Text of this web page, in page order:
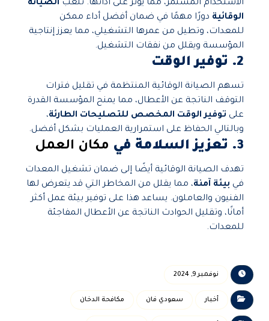
الاستخدام المستمر، مما يؤثر على أدائها. تلعب الصيانة
الوقائية دورًا مهمًا في ضمان أفضل أداء ممكن
للمعدات، وتطيل من عمرها التشغيلي، مما يعزز إنتاجية
المؤسسة ويقلل من نفقات التشغيل.
2. توفير الوقت
تسهم الصيانة الوقائية المنتظمة في تقليل فترات
التوقف الناتجة عن الأعطال، مما يمنح المؤسسة القدرة
على توفير الوقت المخصص للتصليحات الطارئة،
وبالتالي الحفاظ على استمرارية العمليات بشكل أفضل.
3. تعزيز السلامة في مكان العمل
تهدف الصيانة الوقائية أيضًا إلى ضمان تشغيل المعدات
في بيئة آمنة، مما يقلل من المخاطر التي قد يتعرض لها
الفنيون والعاملون. يساعد هذا على توفير بيئة عمل أكثر
أمانًا، وتقليل الحوادث الناتجة عن الأعطال المفاجئة
للمعدات.
نوفمبر 9, 2024
أخبار سعودي فان مكافحة الدخان